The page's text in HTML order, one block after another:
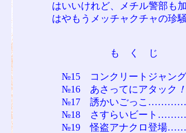
はいいけれど、メチル警部も加
はやもうメッチャクチャの珍
も く じ
№15 コンクリートジャン
№16 あさってにアタック ！
№17 誘かいごっこ
№18 さすらいビート
№19 怪盗アナクロ登場